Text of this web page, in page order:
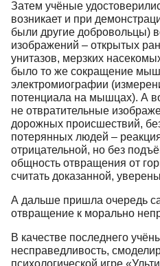
Затем учёные
возникает и при
были другие добровольцы)
изображений – открытых
унитазов, мерзких
было то же сокращение
электромиографии
потенциала на мышцах). А
не отвратительные
дорожных происшествий,
потерянных людей –
отрицательной, но без
общность отвращения от
считать доказанной,
А дальше пришла очередь
отвращение к морально
В качестве последнего
несправедливость,